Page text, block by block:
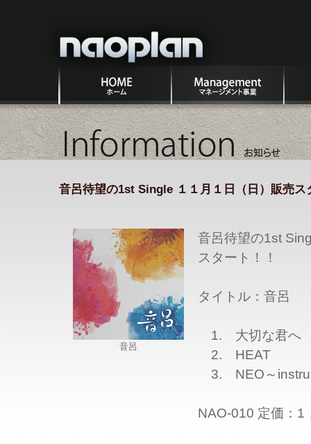
プ
ラ
ン
所
属
ア
ー
テ
ィ
ス
マ
ネ
ー
ジ
メ
ン
ト
イ
ベ
ン
ト
事
業
お
知
ら
せ、
ベ
ン
音呂待望の1st Single １１月１日（日）販売ス
音呂
音呂待望の1st
スタート！！
タイトル：音呂
1. 大切な君へ
2. HEAT
3. NEO～
NAO-010 定価：1